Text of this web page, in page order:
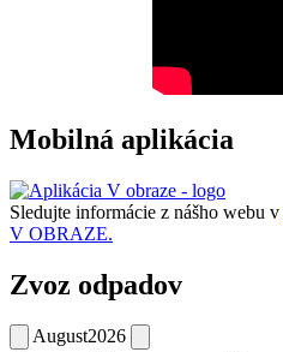
Mobilná aplikácia
Sledujte informácie z nášho webu v
V OBRAZE.
Zvoz odpadov
August2026